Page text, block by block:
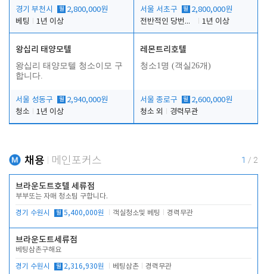
경기 부천시 월 2,800,000원
베팅
1년 이상
서울 서초구 월 2,800,000원
전반적인 당번업무
1년 이상
왕십리 태양모텔
왕십리 태양모텔 청소이모 구
합니다.
서울 성동구 월 2,940,000원
청소
1년 이상
레몬트리호텔
청소1명 (객실26개)
서울 종로구 월 2,600,000원
청소 외
경력무관
채용 메인포커스 1 / 2
브라운도트호텔 세류점
부부또는 자매 청소팀 구합니다.
경기 수원시 월 5,400,000원 객실청소및 베팅 경력무관
브라운도트세류점
베팅삼촌구해요
경기 수원시 월 2,316,930원 베팅삼촌 경력무관